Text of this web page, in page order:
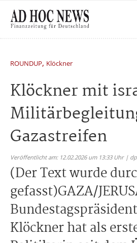
ROUNDUP, Klöckner
Klöckner mit
Gazastreifen
Veröffentlicht am: 12.02.2026 um 13:33 Uhr |
(Der Text wurde
gefasst)GAZA/
Klöckner hat als